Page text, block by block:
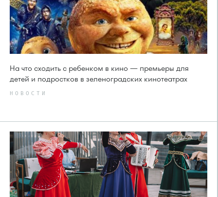
На что сходить с ребенком в кино — премьеры для
детей и подростков в зеленоградских кинотеатрах
НОВОСТИ